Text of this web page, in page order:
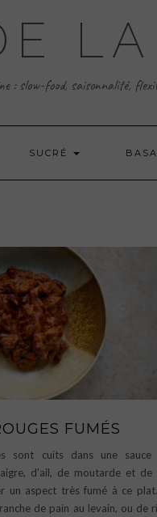
: slow-food, saisonnalité,
SUCRÉ
FUMÉS
sont cuits dans une sauce
d’ail, de moutarde et de
un aspect très fumé à ce
de pain au levain, ou de